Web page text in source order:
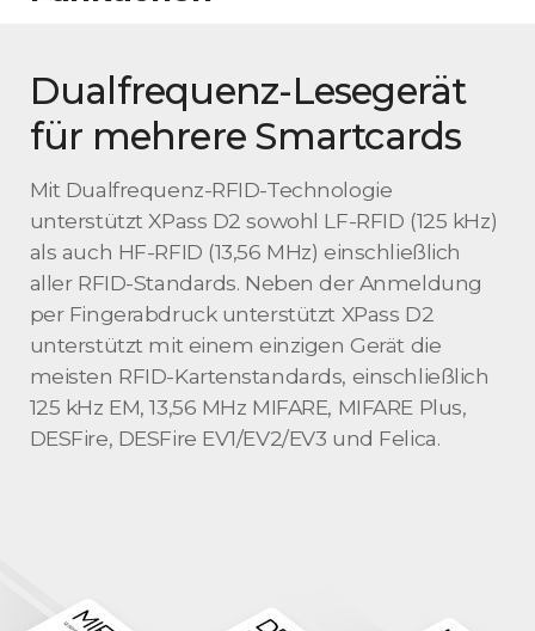
Dualfrequenz-Lesegerät
für mehrere Smartcards
Mit Dualfrequenz-RFID-Technologie
unterstützt XPass D2 sowohl LF-RFID (125 kHz)
als auch HF-RFID (13,56 MHz) einschließlich
aller RFID-Standards. Neben der Anmeldung
per Fingerabdruck unterstützt XPass D2
unterstützt mit einem einzigen Gerät die
meisten RFID-Kartenstandards, einschließlich
125 kHz EM, 13,56 MHz MIFARE, MIFARE Plus,
DESFire, DESFire EV1/EV2/EV3 und Felica.